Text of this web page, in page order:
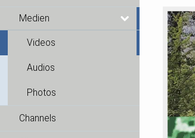
Medien
Videos
Audios
Photos
Channels